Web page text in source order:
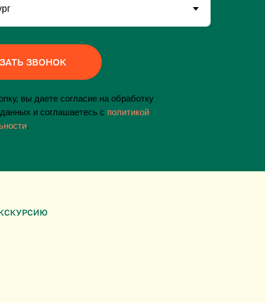
ЗВОНОК
вы даете согласие на обработку
и соглашаетесь c политикой
.